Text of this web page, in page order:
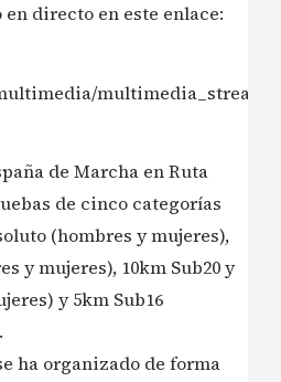
directo en este enlace:
de Marcha en Ruta
de cinco categorías
(hombres y mujeres),
y mujeres), 10km Sub20 y
y 5km Sub16
ha organizado de forma